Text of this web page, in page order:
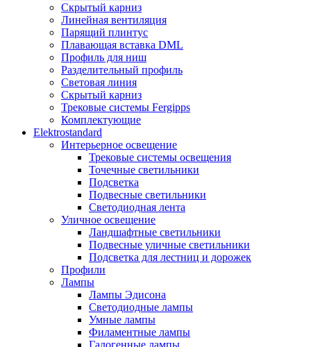
Скрытый карниз
Линейная вентиляция
Парящий плинтус
Плавающая вставка DML
Профиль для ниш
Разделительный профиль
Световая линия
Скрытый карниз
Трековые системы Fergipps
Комплектующие
Elektrostandard
Интерьерное освещение
Трековые системы освещения
Точечные светильники
Подсветка
Подвесные светильники
Светодиодная лента
Уличное освещение
Ландшафтные светильники
Подвесные уличные светильники
Подсветка для лестниц и дорожек
Профили
Лампы
Лампы Эдисона
Светодиодные лампы
Умные лампы
Филаментные лампы
Галогенные лампы